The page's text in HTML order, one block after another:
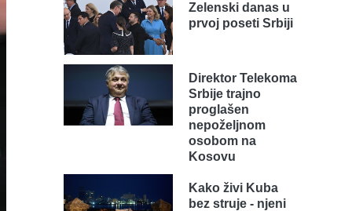
Zelenski danas u
prvoj poseti Srbiji
Direktor Telekoma
Srbije trajno
proglašen
nepoželjnom
osobom na
Kosovu
Kako živi Kuba
bez struje - njeni